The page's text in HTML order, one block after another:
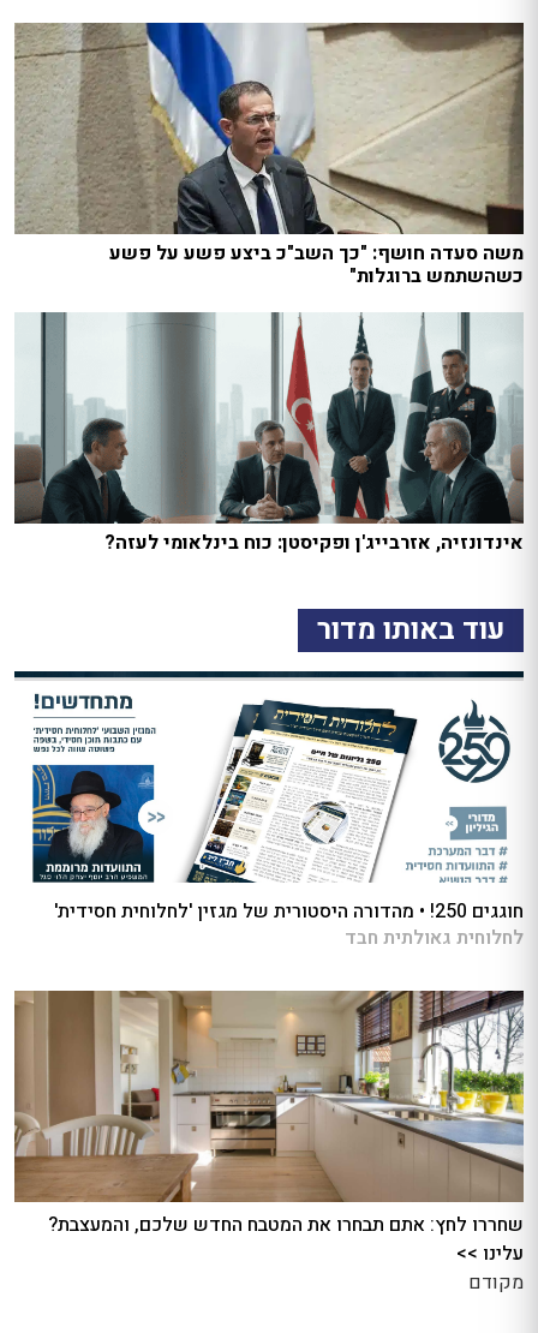
משה סעדה חושף: "כך השב"כ ביצע פשע על פשע
כשהשתמש ברוגלות"
אינדונזיה, אזרבייג'ן ופקיסטן: כוח בינלאומי לעזה?
עוד באותו מדור
חוגגים 250! • מהדורה היסטורית של מגזין 'לחלוחית חסידית'
לחלוחית גאולתית חבד
שחררו לחץ: אתם תבחרו את המטבח החדש שלכם, והמעצבת?
עלינו >>
מקודם